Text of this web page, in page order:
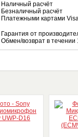
Наличный расчёт
Безналичный расчёт
Платежными картами
Гарантия от
Обмен/возврат в течении